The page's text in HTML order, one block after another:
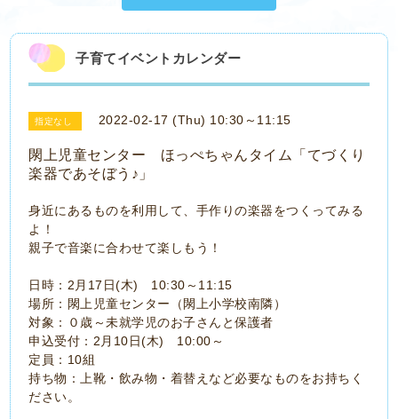
子育てイベントカレンダー
指定なし 2022-02-17 (Thu) 10:30～11:15
閖上児童センター ほっぺちゃんタイム「てづくり
楽器であそぼう♪」
身近にあるものを利用して、手作りの楽器をつくってみる
よ！
親子で音楽に合わせて楽しもう！
日時：2月17日(木) 10:30～11:15
場所：閖上児童センター（閖上小学校南隣）
対象：０歳～未就学児のお子さんと保護者
申込受付：2月10日(木) 10:00～
定員：10組
持ち物：上靴・飲み物・着替えなど必要なものをお持ちく
ださい。